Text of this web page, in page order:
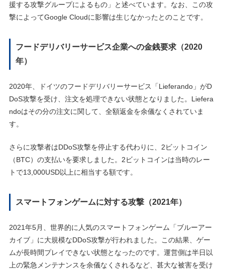
援する攻撃グループによるもの」と述べています。なお、この攻
撃によってGoogle Cloudに影響は生じなかったとのことです。
フードデリバリーサービス企業への金銭要求（2020
年）
2020年、ドイツのフードデリバリーサービス「Lieferando」がD
DoS攻撃を受け、注文を処理できない状態となりました。Liefera
ndoはその分の注文に関して、全額返金を余儀なくされていま
す。
さらに攻撃者はDDoS攻撃を停止する代わりに、2ビットコイン
（BTC）の支払いを要求しました。2ビットコインは当時のレー
トで13,000USD以上に相当する額です。
スマートフォンゲームに対する攻撃（2021年）
2021年5月、世界的に人気のスマートフォンゲーム「ブルーアー
カイブ」に大規模なDDoS攻撃が行われました。この結果、ゲー
ムが長時間プレイできない状態となったのです。運営側は半日以
上の緊急メンテナンスを余儀なくされるなど、甚大な被害を受け